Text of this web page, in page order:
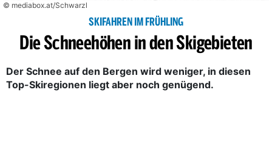
© mediabox.at/Schwarzl
SKIFAHREN IM FRÜHLING
Die Schneehöhen in den Skigebieten
Der Schnee auf den Bergen wird weniger, in diesen
Top-Skiregionen liegt aber noch genügend.